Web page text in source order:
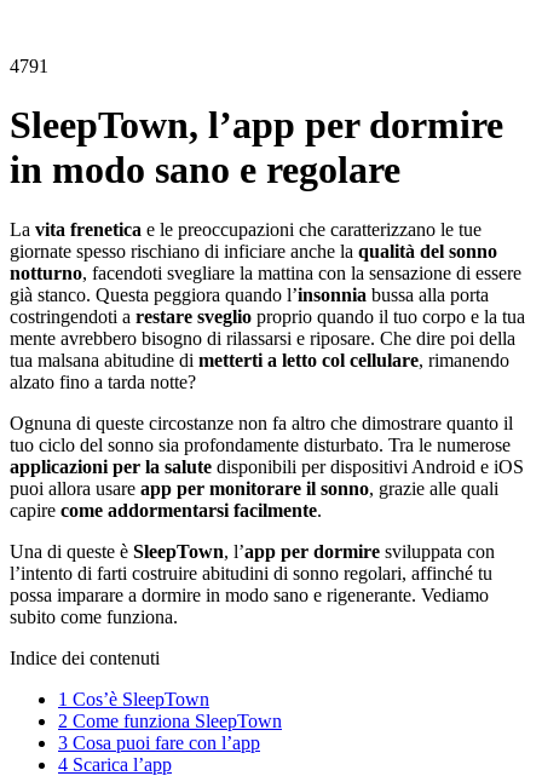
4791
SleepTown, l’app per dormire
in modo sano e regolare
La vita frenetica e le preoccupazioni che caratterizzano le tue
giornate spesso rischiano di inficiare anche la qualità del sonno
notturno, facendoti svegliare la mattina con la sensazione di essere
già stanco. Questa peggiora quando l’insonnia bussa alla porta
costringendoti a restare sveglio proprio quando il tuo corpo e la tua
mente avrebbero bisogno di rilassarsi e riposare. Che dire poi della
tua malsana abitudine di metterti a letto col cellulare, rimanendo
alzato fino a tarda notte?
Ognuna di queste circostanze non fa altro che dimostrare quanto il
tuo ciclo del sonno sia profondamente disturbato. Tra le numerose
applicazioni per la salute disponibili per dispositivi Android e iOS
puoi allora usare app per monitorare il sonno, grazie alle quali
capire come addormentarsi facilmente.
Una di queste è SleepTown, l’app per dormire sviluppata con
l’intento di farti costruire abitudini di sonno regolari, affinché tu
possa imparare a dormire in modo sano e rigenerante. Vediamo
subito come funziona.
Indice dei contenuti
1 Cos’è SleepTown
2 Come funziona SleepTown
3 Cosa puoi fare con l’app
4 Scarica l’app